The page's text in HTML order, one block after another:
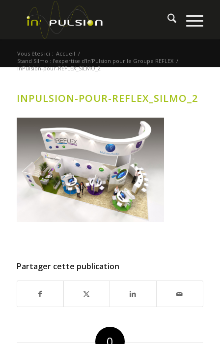
Vous êtes ici : Accueil /
Stand Silmo : l’expertise d’In’Pulsion pour le Groupe REFLEX /
InPulsion-pour-REFLEX_SILMO_2
INPULSION-POUR-REFLEX_SILMO_2
Partager cette publication